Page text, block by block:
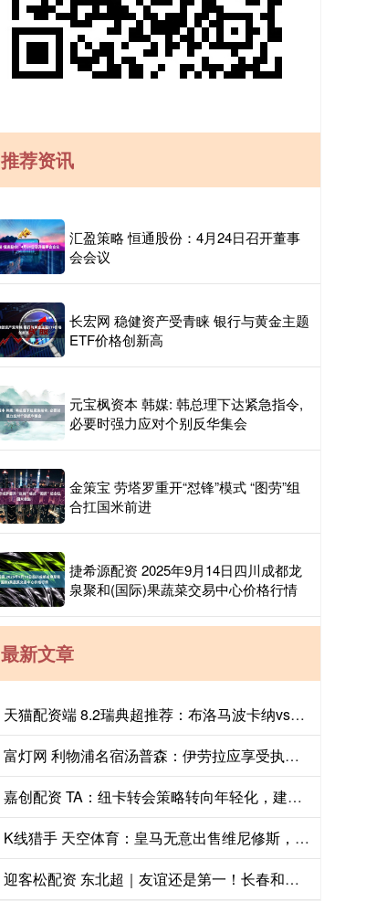
推荐资讯
汇盈策略 恒通股份：4月24日召开董事
会会议
长宏网 稳健资产受青睐 银行与黄金主题
ETF价格创新高
元宝枫资本 韩媒: 韩总理下达紧急指令,
必要时强力应对个别反华集会
金策宝 劳塔罗重开“怼锋”模式 “图劳”组
合扛国米前进
捷希源配资 2025年9月14日四川成都龙
泉聚和(国际)果蔬菜交易中心价格行情
最新文章
天猫配资端 8.2瑞典超推荐：布洛马波卡纳vs马尔默
富灯网 利物浦名宿汤普森：伊劳拉应享受执教红军时光
嘉创配资 TA：纽卡转会策略转向年轻化，建队方向发生转变
K线猎手 天空体育：皇马无意出售维尼修斯，相信他会续约
迎客松配资 东北超｜友谊还是第一！长春和大连打个平手